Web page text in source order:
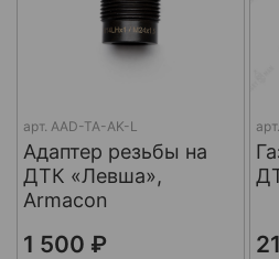
арт. AAD-TA-AK-L
Адаптер резьбы на
ДТК «Левша»,
Armacon
1 500 ₽
арт.